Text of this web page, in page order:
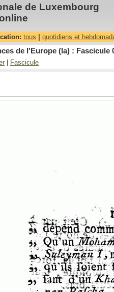
de Luxembourg
tous quotidiens et
de l'Europe (la) : Fascicule
Fascicule